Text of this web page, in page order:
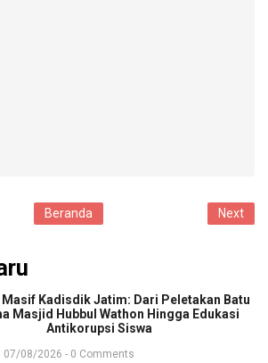
Next
Beranda
Masif Kadisdik Jatim: Dari Peletakan Batu
Masjid Hubbul Wathon Hingga Edukasi
Antikorupsi Siswa
07/08/2026 - 0 Comments